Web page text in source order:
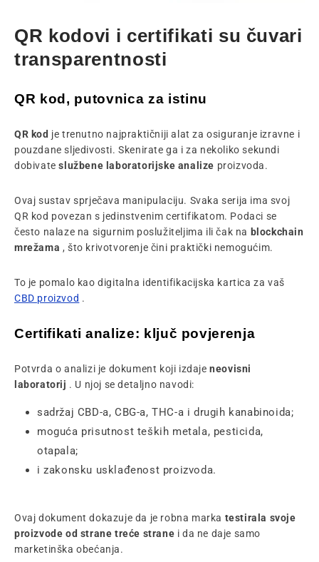
QR kodovi i certifikati su čuvari
transparentnosti
QR kod, putovnica za istinu
QR kod je trenutno najpraktičniji alat za osiguranje izravne i
pouzdane sljedivosti. Skenirate ga i za nekoliko sekundi
dobivateslužbene laboratorijske analize proizvoda.
Ovaj sustav sprječava manipulaciju. Svaka serija ima svoj
QR kod povezan s jedinstvenim certifikatom. Podaci se
često nalaze na sigurnim poslužiteljima ili čak na blockchain
mrežama , što krivotvorenje čini praktički nemogućim.
To je pomalo kao digitalna identifikacijska kartica za vaš
CBD proizvod .
Certifikati analize: ključ povjerenja
Potvrda o analizi je dokument koji izdajeneovisni
laboratorij . U njoj se detaljno navodi:
sadržaj CBD-a, CBG-a, THC-a i drugih kanabinoida;
moguća prisutnost teških metala, pesticida,
otapala;
i zakonsku usklađenost proizvoda.
Ovaj dokument dokazuje da je robna marka testirala svoje
proizvode od strane treće strane i da ne daje samo
marketinška obećanja.